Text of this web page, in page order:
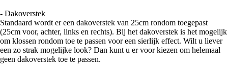
- Dakoverstek
Standaard wordt er een dakoverstek van 25cm rondom toegepast
(25cm voor, achter, links en rechts). Bij het dakoverstek is het mogelijk
om klossen rondom toe te passen voor een sierlijk effect. Wilt u liever
een zo strak mogelijke look? Dan kunt u er voor kiezen om helemaal
geen dakoverstek toe te passen.